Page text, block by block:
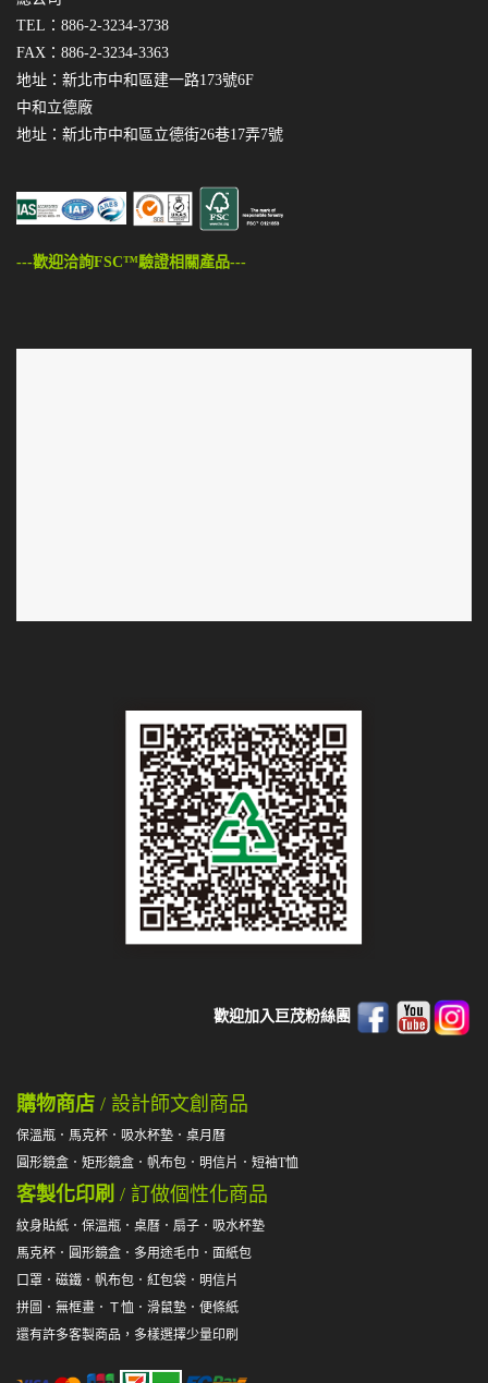
TEL：886-2-3234-3738
FAX：886-2-3234-3363
地址：新北市中和區建一路173號6F
中和立德廠
地址：新北市中和區立德街26巷17弄7號
---歡迎洽詢FSC™驗證相關產品---
歡迎加入巨茂粉絲團
購物商店 / 設計師文創商品
保溫瓶 ． 馬克杯 ． 吸水杯墊 ． 桌月曆
圓形鏡盒 ． 矩形鏡盒 ． 帆布包 ． 明信片 ． 短袖T恤
客製化印刷 / 訂做個性化商品
紋身貼紙 ． 保溫瓶 ． 桌曆 ． 扇子 ． 吸水杯墊
馬克杯 ． 圓形鏡盒 ． 多用途毛巾 ． 面紙包
口罩 ． 磁鐵 ． 帆布包 ． 紅包袋 ． 明信片
拼圖 ． 無框畫 ． Ｔ恤 ． 滑鼠墊 ． 便條紙
還有許多客製商品，多樣選擇少量印刷